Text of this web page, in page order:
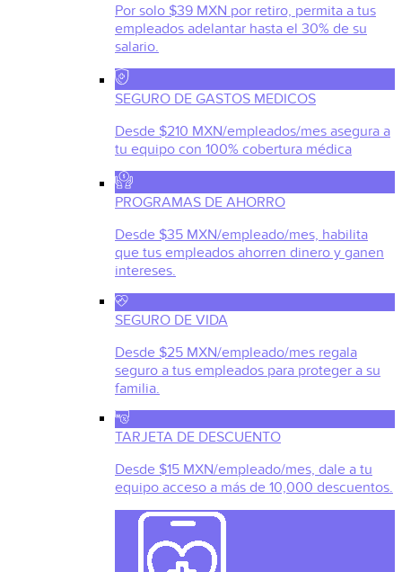
Por solo $39 MXN por retiro, permita a tus
empleados adelantar hasta el 30% de su
salario.
SEGURO DE GASTOS MEDICOS
Desde $210 MXN/empleados/mes asegura a
tu equipo con 100% cobertura médica
PROGRAMAS DE AHORRO
Desde $35 MXN/empleado/mes, habilita
que tus empleados ahorren dinero y ganen
intereses.
SEGURO DE VIDA
Desde $25 MXN/empleado/mes regala
seguro a tus empleados para proteger a su
familia.
TARJETA DE DESCUENTO
Desde $15 MXN/empleado/mes, dale a tu
equipo acceso a más de 10,000 descuentos.